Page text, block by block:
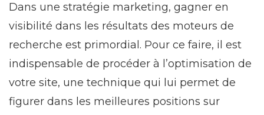
Dans une stratégie marketing, gagner en
visibilité dans les résultats des moteurs de
recherche est primordial. Pour ce faire, il est
indispensable de procéder à l’optimisation de
votre site, une technique qui lui permet de
figurer dans les meilleures positions sur